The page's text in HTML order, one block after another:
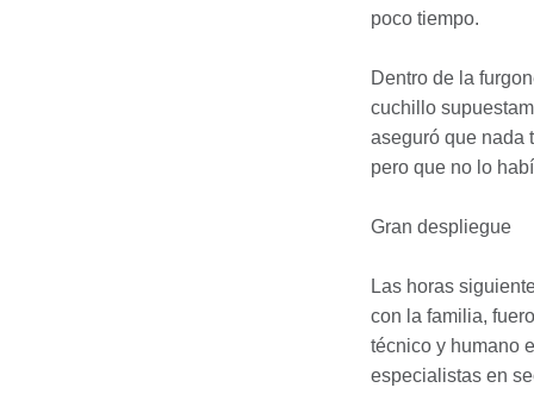
poco tiempo.
Dentro de la
cuchillo
aseguró que nada
pero que no lo
Gran despliegue
Las horas
con la familia,
técnico y humano
especialistas en